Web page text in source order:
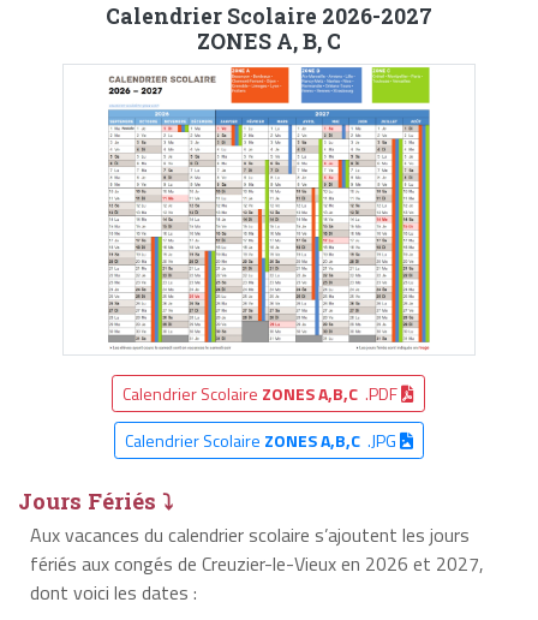
Calendrier Scolaire 2026-2027
ZONES A, B, C
Calendrier Scolaire ZONES A,B,C .PDF
Calendrier Scolaire ZONES A,B,C.JPG
Jours Fériés ⤵
Aux vacances du calendrier scolaire s’ajoutent les jours
fériés aux congés de Creuzier-le-Vieux en 2026 et 2027,
dont voici les dates :